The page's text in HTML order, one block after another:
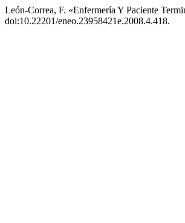
León-Correa, F. «Enfermería Y Paciente
doi:10.22201/eneo.23958421e.2008.4.418.